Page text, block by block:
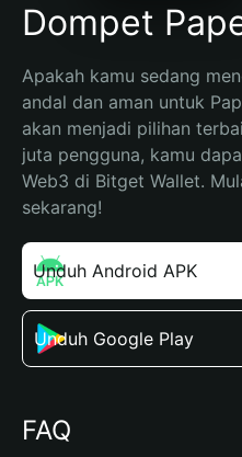
Dompet
Apakah kamu sedang
andal dan aman untuk
akan menjadi pilihan
juta pengguna, kamu
Web3 di Bitget Wallet.
sekarang!
Unduh Android APK
Unduh Google Play
FAQ